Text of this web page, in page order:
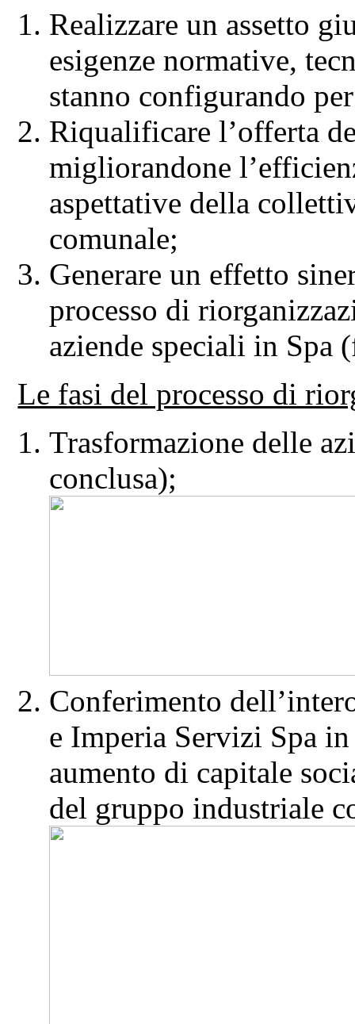
Realizzare un assetto
esigenze normative,
stanno configurando
Riqualificare l’offerta
migliorandone
aspettative della
comunale;
Generare un effetto
processo di
aziende speciali in Spa
Le fasi del processo di
Trasformazione delle
conclusa);
Conferimento
e Imperia Servizi Spa
aumento di capitale
del gruppo industriale